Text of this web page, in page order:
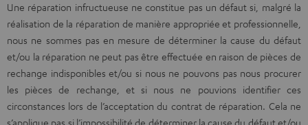
Une réparation infructueuse ne constitue pas un défaut si, malgré la
réalisation de la réparation de manière appropriée et professionnelle,
nous ne sommes pas en mesure de déterminer la cause du défaut
et/ou la réparation ne peut pas être effectuée en raison de pièces de
rechange indisponibles et/ou si nous ne pouvons pas nous procurer
les pièces de rechange, et si nous ne pouvions identifier ces
circonstances lors de l’acceptation du contrat de réparation. Cela ne
s’applique pas si l’impossibilité de déterminer la cause du défaut et/ou